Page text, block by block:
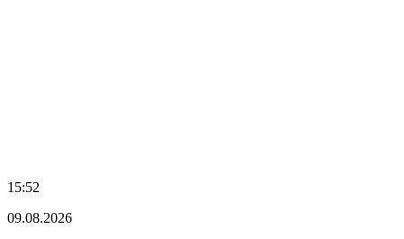
15:52
09.08.2026